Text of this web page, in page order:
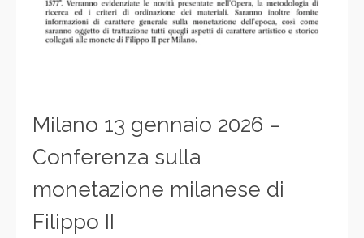
Milano 13 gennaio 2026 –
Conferenza sulla
monetazione milanese di
Filippo II